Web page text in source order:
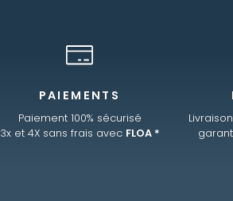
PAIEMENTS
Paiement 100% sécurisé
3x et 4X sans frais avec FLOA *